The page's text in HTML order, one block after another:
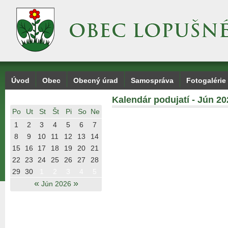
Úvod Obec Obecný úrad Samospráva Fotogalérie
Po Ut St Št Pi So Ne
« Jún 2026 »
1 2 3 4 5 6
7
8
9 10 11 12 13
14
15
16 17 18 19 20
21
22
23 24 25 26 27
28
29
30
Kalendár podujatí - Jún